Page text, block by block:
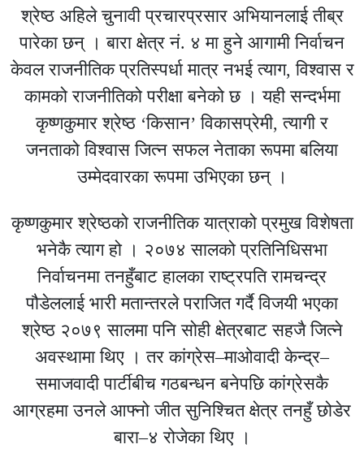
श्रेष्ठ अहिले चुनावी प्रचारप्रसार अभियानलाई तीब्र
पारेका छन् । बारा क्षेत्र नं. ४ मा हुने आगामी निर्वाचन
केवल राजनीतिक प्रतिस्पर्धा मात्र नभई त्याग, विश्वास र
कामको राजनीतिको परीक्षा बनेको छ । यही सन्दर्भमा
कृष्णकुमार श्रेष्ठ ‘किसान’ विकासप्रेमी, त्यागी र
जनताको विश्वास जित्न सफल नेताका रूपमा बलिया
उम्मेदवारका रूपमा उभिएका छन् ।
कृष्णकुमार श्रेष्ठको राजनीतिक यात्राको प्रमुख विशेषता
भनेकै त्याग हो । २०७४ सालको प्रतिनिधिसभा
निर्वाचनमा तनहुँबाट हालका राष्ट्रपति रामचन्द्र
पौडेललाई भारी मतान्तरले पराजित गर्दै विजयी भएका
श्रेष्ठ २०७९ सालमा पनि सोही क्षेत्रबाट सहजै जित्ने
अवस्थामा थिए । तर कांग्रेस–माओवादी केन्द्र–
समाजवादी पार्टीबीच गठबन्धन बनेपछि कांग्रेसकै
आग्रहमा उनले आफ्नो जीत सुनिश्चित क्षेत्र तनहुँ छोडेर
बारा–४ रोजेका थिए ।